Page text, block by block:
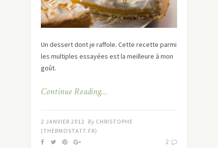
Un dessert dont je raffole. Cette recette parmi
les multiples essayées est la meilleure à mon
goût.
Continue Reading…
2 JANVIER 2012 By CHRISTOPHE
(THERMOSTAT7.FR)
2